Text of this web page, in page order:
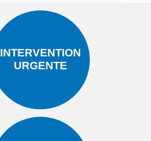
INTERVENTION
URGENTE